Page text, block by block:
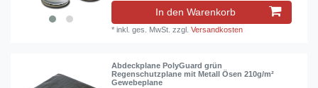
In den Warenkorb
*inkl. ges. MwSt. zzgl.Versandkosten
Abdeckplane PolyGuard grün
Regenschutzplane mit Metall Ösen 210g/m²
Gewebeplane